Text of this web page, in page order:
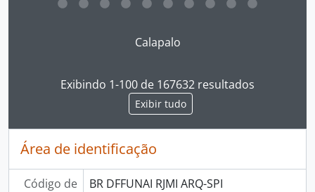
Calapalo
Exibindo 1-100 de 167632 resultados
Exibir tudo
Área de identificação
Código de
BR DFFUNAI RJMI ARQ-SPI